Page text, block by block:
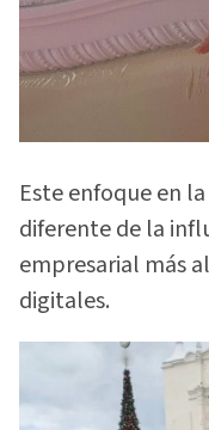
Este enfoque en
diferente de la
empresarial más
digitales.